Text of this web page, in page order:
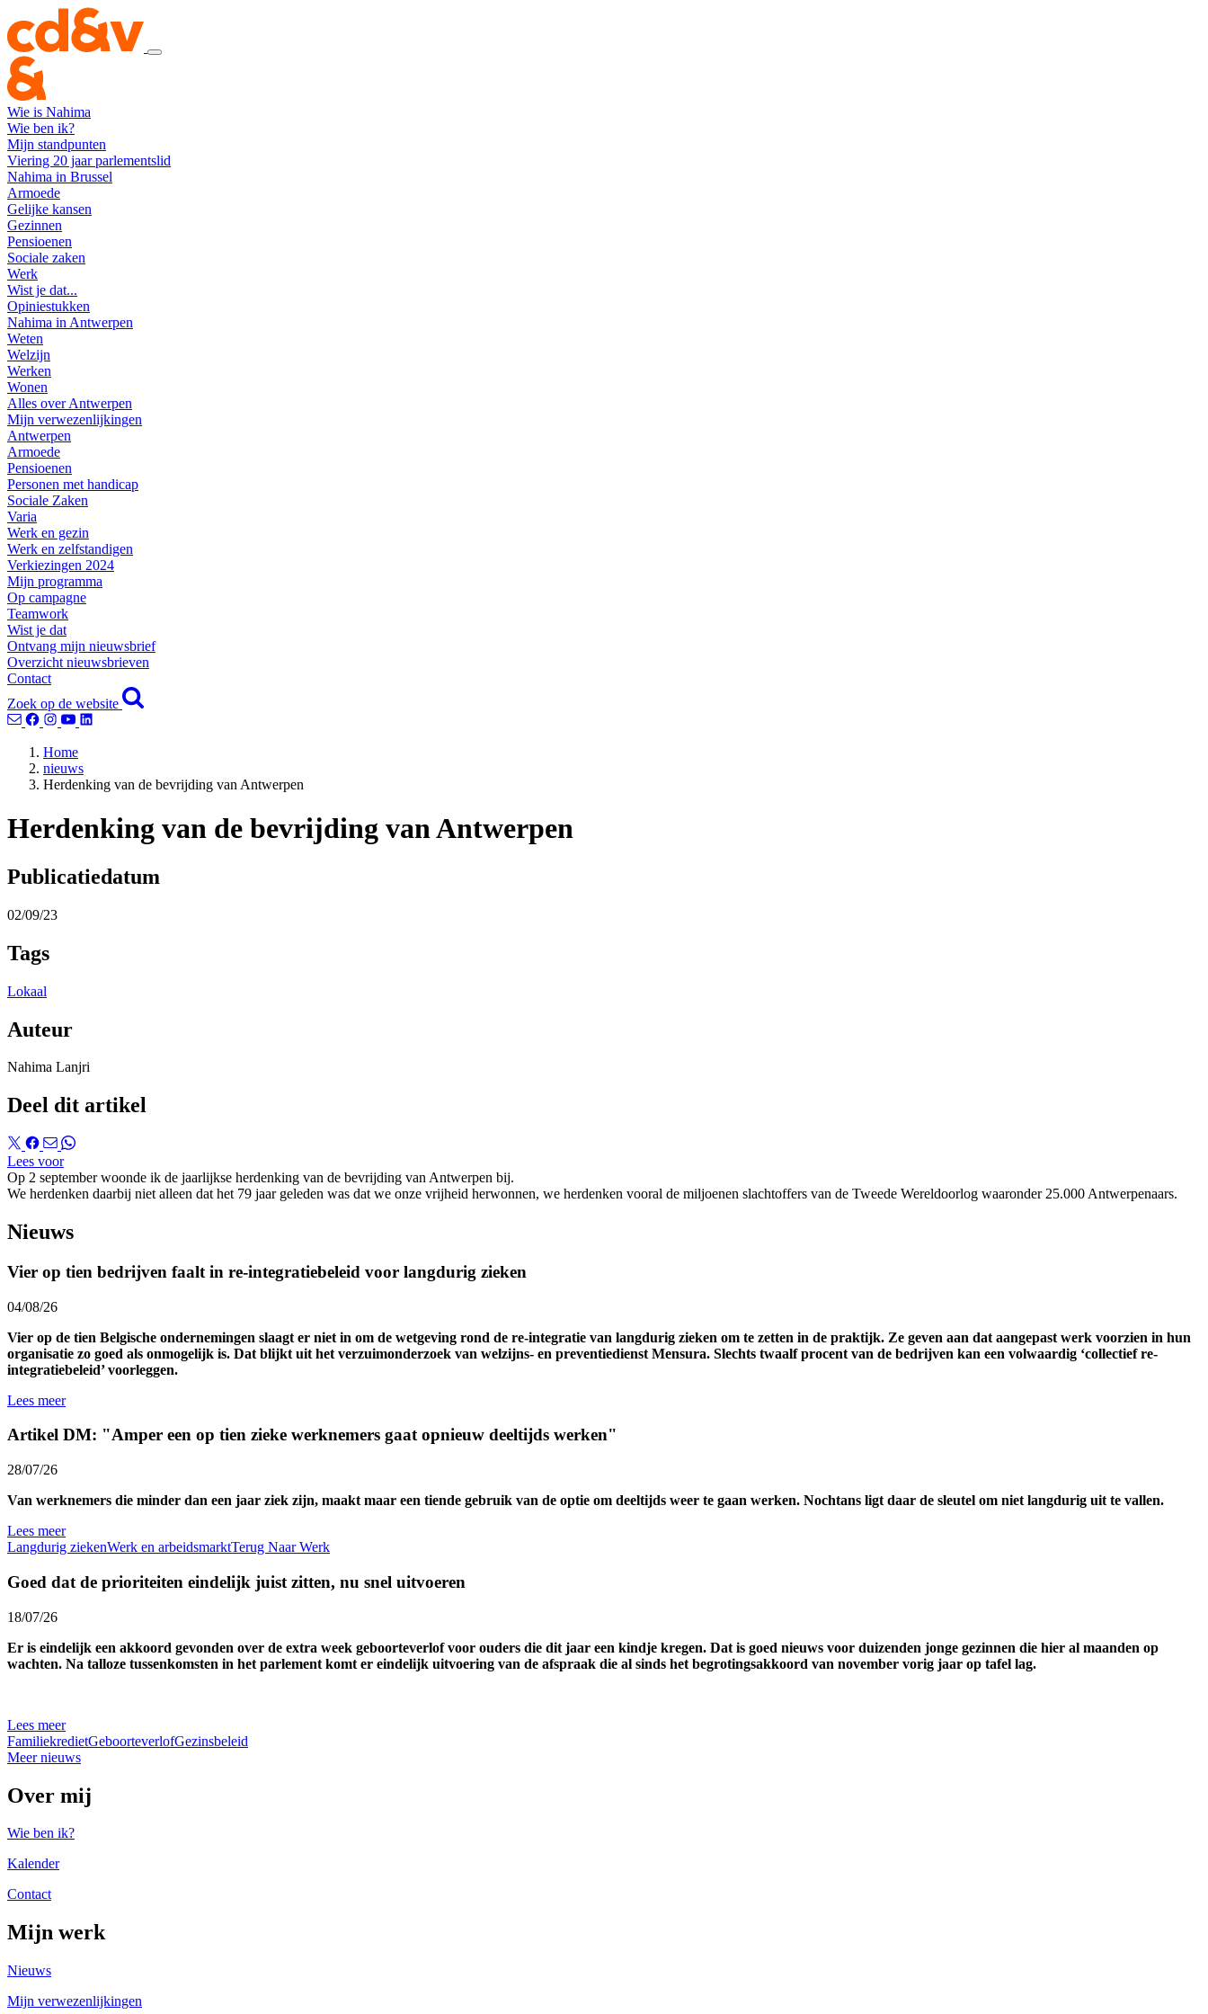
Wie is Nahima
Wie ben ik?
Mijn standpunten
Viering 20 jaar parlementslid
Nahima in Brussel
Armoede
Gelijke kansen
Gezinnen
Pensioenen
Sociale zaken
Werk
Wist je dat...
Opiniestukken
Nahima in Antwerpen
Weten
Welzijn
Werken
Wonen
Alles over Antwerpen
Mijn verwezenlijkingen
Antwerpen
Armoede
Pensioenen
Personen met handicap
Sociale Zaken
Varia
Werk en gezin
Werk en zelfstandigen
Verkiezingen 2024
Mijn programma
Op campagne
Teamwork
Wist je dat
Ontvang mijn nieuwsbrief
Overzicht nieuwsbrieven
Contact
Zoek op de website
Home
nieuws
Herdenking van de bevrijding van Antwerpen
Herdenking van de bevrijding van Antwerpen
Publicatiedatum
02/09/23
Tags
Lokaal
Auteur
Nahima Lanjri
Deel dit artikel
Lees voor
Op 2 september woonde ik de jaarlijkse herdenking van de bevrijding van Antwerpen bij.
We herdenken daarbij niet alleen dat het 79 jaar geleden was dat we onze vrijheid herwonnen, we herdenken vooral de miljoenen slachtoffers van de Tweede Wereldoorlog waaronder 25.000 Antwerpenaars.
Nieuws
Vier op tien bedrijven faalt in re-integratiebeleid voor langdurig zieken
04/08/26
Vier op de tien Belgische ondernemingen slaagt er niet in om de wetgeving rond de re-integratie van langdurig zieken om te zetten in de praktijk. Ze geven aan dat aangepast werk voorzien in hun
organisatie zo goed als onmogelijk is. Dat blijkt uit het verzuimonderzoek van welzijns- en preventiedienst Mensura. Slechts twaalf procent van de bedrijven kan een volwaardig ‘collectief re-
integratiebeleid’ voorleggen.
Lees meer
Artikel DM: "Amper een op tien zieke werknemers gaat opnieuw deeltijds werken"
28/07/26
Van werknemers die minder dan een jaar ziek zijn, maakt maar een tiende gebruik van de optie om deeltijds weer te gaan werken. Nochtans ligt daar de sleutel om niet langdurig uit te vallen.
Lees meer
Langdurig ziekenWerk en arbeidsmarktTerug Naar Werk
Goed dat de prioriteiten eindelijk juist zitten, nu snel uitvoeren
18/07/26
Er is eindelijk een akkoord gevonden over de extra week geboorteverlof voor ouders die dit jaar een kindje kregen. Dat is goed nieuws voor duizenden jonge gezinnen die hier al maanden op
wachten. Na talloze tussenkomsten in het parlement komt er eindelijk uitvoering van de afspraak die al sinds het begrotingsakkoord van november vorig jaar op tafel lag.
Lees meer
FamiliekredietGeboorteverlofGezinsbeleid
Meer nieuws
Over mij
Wie ben ik?
Kalender
Contact
Mijn werk
Nieuws
Mijn verwezenlijkingen